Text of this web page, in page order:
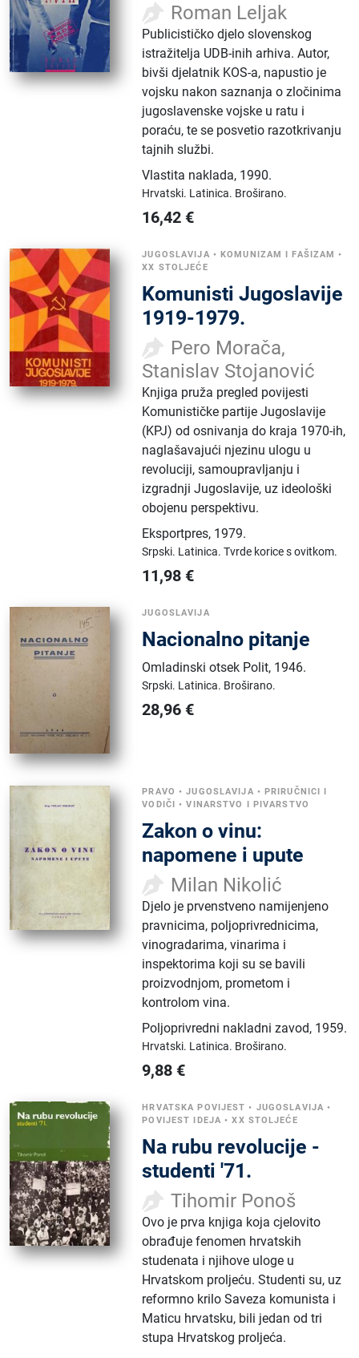
Roman Leljak
Publicističko djelo slovenskog
istražitelja UDB-inih arhiva. Autor,
bivši djelatnik KOS-a, napustio je
vojsku nakon saznanja o zločinima
jugoslavenske vojske u ratu i
poraću, te se posvetio razotkrivanju
tajnih službi.
Vlastita naklada, 1990.
Hrvatski. Latinica. Broširano.
16,42 €
JUGOSLAVIJA •KOMUNIZAM I FAŠIZAM •
XX STOLJEĆE
Komunisti Jugoslavije
1919-1979.
Pero Morača,
Stanislav Stojanović
Knjiga pruža pregled povijesti
Komunističke partije Jugoslavije
(KPJ) od osnivanja do kraja 1970-ih,
naglašavajući njezinu ulogu u
revoluciji, samoupravljanju i
izgradnji Jugoslavije, uz ideološki
obojenu perspektivu.
Eksportpres, 1979.
Srpski. Latinica.Tvrde korice s ovitkom.
11,98 €
JUGOSLAVIJA
Nacionalno pitanje
Omladinski otsek Polit, 1946.
Srpski. Latinica. Broširano.
28,96 €
PRAVO •JUGOSLAVIJA • PRIRUČNICI I
VODIČI
•VINARSTVO I PIVARSTVO
Zakon o vinu:
napomene i upute
Milan Nikolić
Djelo je prvenstveno namijenjeno
pravnicima, poljoprivrednicima,
vinogradarima, vinarima i
inspektorima koji su se bavili
proizvodnjom, prometom i
kontrolom vina.
Poljoprivredni nakladni zavod, 1959.
Hrvatski. Latinica. Broširano.
9,88 €
HRVATSKA POVIJEST • JUGOSLAVIJA •
POVIJEST IDEJA •XX STOLJEĆE
Na rubu revolucije -
studenti '71.
Tihomir Ponoš
Ovo je prva knjiga koja cjelovito
obrađuje fenomen hrvatskih
studenata i njihove uloge u
Hrvatskom proljeću. Studenti su, uz
reformno krilo Saveza komunista i
Maticu hrvatsku, bili jedan od tri
stupa Hrvatskog proljeća.